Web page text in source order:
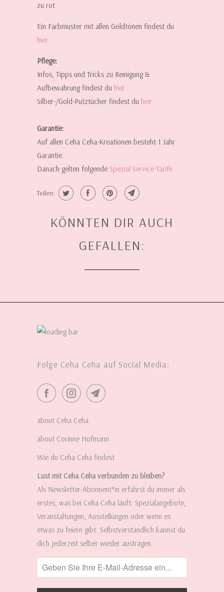
zu rot
Ein Farbmuster mit allen Goldtönen findest du
hier.
Pflege:
Infos, Tipps und Tricks zu Reinigung &
Aufbewahrung findest du hier.
Silber-/Gold-Putztücher findest du hier.
Garantie:
Auf allen Ceha Ceha-Kreationen besteht 1 Jahr
Garantie.
Danach gelten folgende Spezial-Service-Tarife.
Teilen:
KÖNNTEN DIR AUCH
GEFALLEN:
Folge Ceha Ceha auf Social Media:
about Ceha Ceha
about Corinne Hofmann
Wie du Ceha Ceha findest
Lust mit Ceha Ceha verbunden zu bleiben?
Als Newsletter-Abonnent*in erfährst du immer als
erstes, was bei Ceha Ceha läuft: Spezialangebote,
Veranstaltungen, Ausstellungen oder wenn es
etwas zu feiern gibt. Selbstverständlich kannst du
dich jederzeit selber wieder austragen.